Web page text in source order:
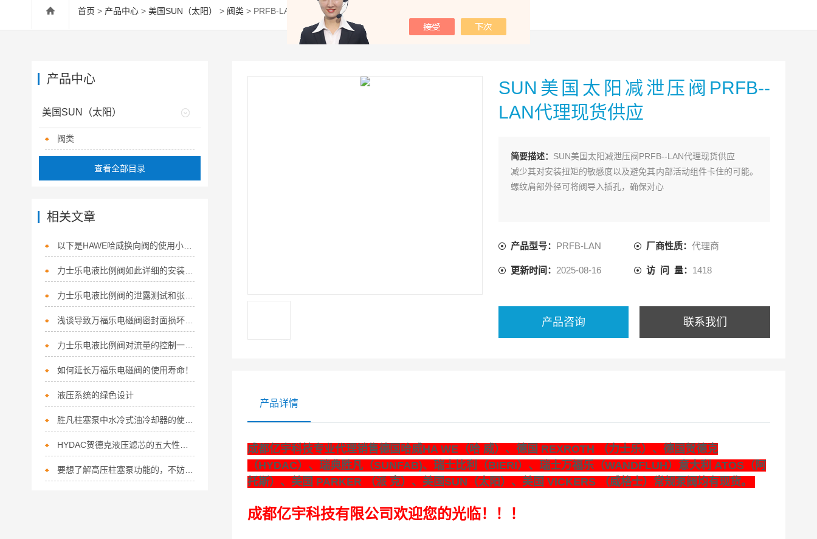
首页 > 产品中心 > 美国SUN（太阳） > 阀类 > PRFB-LANSUN美国太阳减泄压阀PRFB--LAN代理现货供应
SUN美国太阳减泄压阀PRFB--
LAN代理现货供应
简要描述： SUN美国太阳减泄压阀PRFB--LAN代理现货供应
减少其对安装扭矩的敏感度以及避免其内部活动组件卡住的可能。
螺纹肩部外径可将阀导入插孔，确保对心
产品型号： PRFB-LAN 厂商性质：代理商
更新时间： 2025-08-16 访 问 量： 1418
产品咨询 联系我们
产品详情
成都亿宇科技专业代理销售德国哈威HA WE（哈 威）、德国 REXROTH （力士乐）、德国贺德克
（HYDAC）、瑞典胜凡（SUNFAB)、瑞士比利（BIERI）、瑞士万福乐（WANDFLUH）意大利 ATOS（阿
托斯）、美国 PARKER （派 克）、美国SUN（太阳）、美国 VICKERS （威格士）常规泵阀均有现货。
成都亿宇科技有限公司欢迎您的光临！！！
产品中心
美国SUN（太阳）
阀类
查看全部目录
相关文章
以下是HAWE哈威换向阀的使用小技巧
力士乐电液比例阀如此详细的安装指南，您竟然不知道？
力士乐电液比例阀的泄露测试和张力控制
浅谈导致万福乐电磁阀密封面损坏的两方面原因
力士乐电液比例阀对流量的控制一般分为两种
如何延长万福乐电磁阀的使用寿命！
液压系统的绿色设计
胜凡柱塞泵中水冷式油冷却器的使用注意事项
要想了解高压柱塞泵功能的，不妨看看下文！